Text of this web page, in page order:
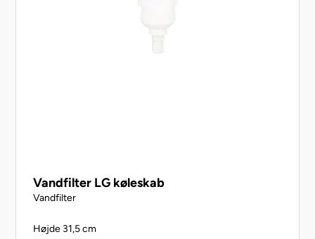
Vandfilter LG køleskab
Vandfilter
Højde 31,5 cm